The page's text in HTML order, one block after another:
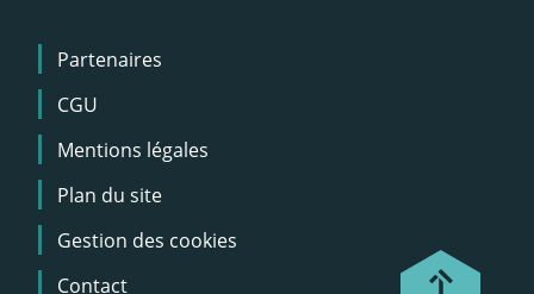
Menu
Pied
de
page
Partenaires
CGU
Mentions légales
Plan du site
Gestion des cookies
Contact